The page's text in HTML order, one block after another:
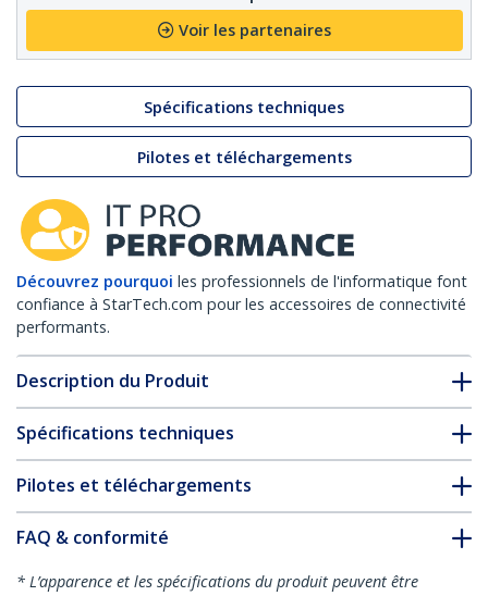
Voir les partenaires
Spécifications techniques
Pilotes et téléchargements
Découvrez pourquoi les professionnels de l'informatique font
confiance à StarTech.com pour les accessoires de connectivité
performants.
Description du Produit
Spécifications techniques
Pilotes et téléchargements
FAQ & conformité
* L’apparence et les spécifications du produit peuvent être